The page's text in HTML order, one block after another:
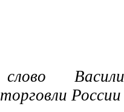
слово
России